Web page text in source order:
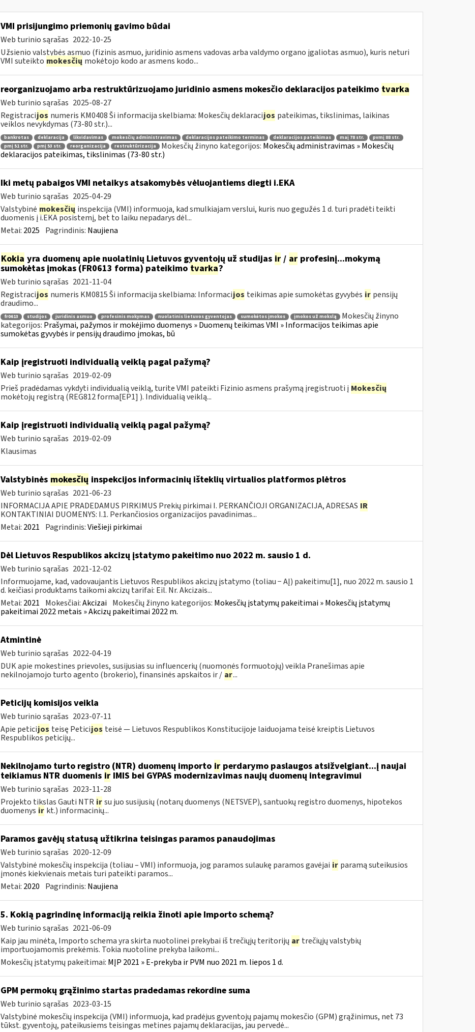
VMI prisijungimo priemonių gavimo būdai
Web turinio sąrašas 2022-10-25
Užsienio valstybės asmuo (fizinis asmuo, juridinio asmens vadovas arba valdymo organo įgaliotas asmuo), kuris neturi
VMI suteikto mokesčių mokėtojo kodo ar asmens kodo...
reorganizuojamo arba restruktūrizuojamo juridinio asmens mokesčio deklaracijos pateikimo tvarka
Web turinio sąrašas 2025-08-27
Registracijos numeris KM0408 Ši informacija skelbiama: Mokesčių deklaracijos pateikimas, tikslinimas, laikinas
veiklos nevykdymas (73-80 str.)...
bankrotas deklaracija likvidavimas mokesčių administravimas deklaracijos pateikimo terminas deklaracijos pateikimas maį 78 str.
pvmį 88 str.
pmį 51 str.
pmį 53 str. reorganizacija restruktūrizacija Mokesčių žinyno kategorijos: Mokesčių administravimas » Mokesčių
deklaracijos pateikimas, tikslinimas (73-80 str.)
Iki metų pabaigos VMI netaikys atsakomybės vėluojantiems diegti i.EKA
Web turinio sąrašas 2025-04-29
Valstybinė mokesčių inspekcija (VMI) informuoja, kad smulkiajam verslui, kuris nuo gegužės 1 d. turi pradėti teikti
duomenis į i.EKA posistemį, bet to laiku nepadarys dėl...
Metai: 2025 Pagrindinis: Naujiena
Kokia yra duomenų apie nuolatinių Lietuvos gyventojų už studijas ir/ arprofesinį...mokymą
sumokėtas įmokas (FR0613 forma) pateikimo tvarka?
Web turinio sąrašas 2021-11-04
Registracijos numeris KM0815 Ši informacija skelbiama: Informacijos teikimas apie sumokėtas gyvybės ir pensijų
draudimo...
fr0613 studijos juridinis asmuo profesinis mokymas nuolatinis lietuvos gyventojas sumokėtos įmokos įmokos už mokslą
Mokesčių žinyno
kategorijos: Prašymai, pažymos ir mokėjimo duomenys » Duomenų teikimas VMI » Informacijos teikimas apie
sumokėtas gyvybės ir pensijų draudimo įmokas, bū
Kaip įregistruoti individualią veiklą pagal pažymą?
Web turinio sąrašas 2019-02-09
Prieš pradėdamas vykdyti individualią veiklą, turite VMI pateikti Fizinio asmens prašymą įregistruoti į Mokesčių
mokėtojų registrą (REG812 forma[EP1] ). Individualią veiklą...
Kaip įregistruoti individualią veiklą pagal pažymą?
Web turinio sąrašas 2019-02-09
Klausimas
Valstybinės mokesčių inspekcijos informacinių išteklių virtualios platformos plėtros
Web turinio sąrašas 2021-06-23
INFORMACIJA APIE PRADEDAMUS PIRKIMUS Prekių pirkimai I. PERKANČIOJI ORGANIZACIJA, ADRESAS IR
KONTAKTINIAI DUOMENYS: I.1. Perkančiosios organizacijos pavadinimas...
Metai: 2021 Pagrindinis:Viešieji pirkimai
Dėl Lietuvos Respublikos akcizų įstatymo pakeitimo nuo 2022 m. sausio 1 d.
Web turinio sąrašas 2021-12-02
Informuojame, kad, vadovaujantis Lietuvos Respublikos akcizų įstatymo (toliau − AĮ) pakeitimu[1], nuo 2022 m. sausio 1
d. keičiasi produktams taikomi akcizų tarifai: Eil. Nr. Akcizais...
Metai: 2021 Mokesčiai:Akcizai Mokesčių žinyno kategorijos: Mokesčių įstatymų pakeitimai » Mokesčių įstatymų
pakeitimai 2022 metais » Akcizų pakeitimai 2022 m.
Atmintinė
Web turinio sąrašas 2022-04-19
DUK apie mokestines prievoles, susijusias su influencerių (nuomonės formuotojų) veikla Pranešimas apie
nekilnojamojo turto agento (brokerio), finansinės apskaitos ir / ar...
Peticijų komisijos veikla
Web turinio sąrašas 2023-07-11
Apie peticijos teisę Peticijos teisė — Lietuvos Respublikos Konstitucijoje laiduojama teisė kreiptis Lietuvos
Respublikos peticijų...
Nekilnojamo turto registro (NTR) duomenų importo irperdarymo paslaugos atsižvelgiant...į naujai
teikiamus NTR duomenis irIMIS bei GYPAS modernizavimas naujų duomenų integravimui
Web turinio sąrašas 2023-11-28
Projekto tikslas Gauti NTR ir su juo susijusių (notarų duomenys (NETSVEP), santuokų registro duomenys, hipotekos
duomenys ir kt.) informacinių...
Paramos gavėjų statusą užtikrina teisingas paramos panaudojimas
Web turinio sąrašas 2020-12-09
Valstybinė mokesčių inspekcija (toliau – VMI) informuoja, jog paramos sulaukę paramos gavėjai ir paramą suteikusios
įmonės kiekvienais metais turi pateikti paramos...
Metai: 2020 Pagrindinis: Naujiena
5. Kokią pagrindinę informaciją reikia žinoti apie Importo schemą?
Web turinio sąrašas 2021-06-09
Kaip jau minėta, Importo schema yra skirta nuotolinei prekybai iš trečiųjų teritorijų ar trečiųjų valstybių
importuojamomis prekėmis. Tokia nuotoline prekyba laikomi...
Mokesčių įstatymų pakeitimai: MĮP 2021 » E-prekyba ir PVM nuo 2021 m. liepos 1 d.
GPM permokų grąžinimo startas pradedamas rekordine suma
Web turinio sąrašas 2023-03-15
Valstybinė mokesčių inspekcija (VMI) informuoja, kad pradėjus gyventojų pajamų mokesčio (GPM) grąžinimus, net 73
tūkst. gyventojų, pateikusiems teisingas metines pajamų deklaracijas, jau pervedė...